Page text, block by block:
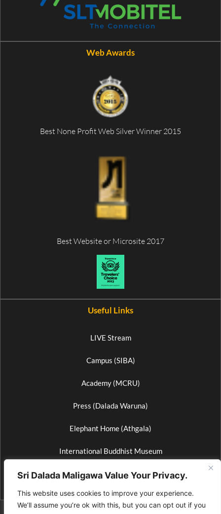
Sri Dalada Maligawa Value Your Privacy.
This website uses cookies to improve your experience.
We’ll assume you’re ok with this, but you can opt out if you
Web Awards
Best None Profit Web Silver Winner 2015
Best Website or Microsite 2017
Useful Links
LIVE Stream
Campus (SIBA)
Academy (MCRU)
Press (Dalada Waruna)
Elephant Home (Athgala)
International Buddhist Museum
Wax Museum
© 2026 All Rights Reserved by Media Bureau of Sri Dalada Maligawa. | For site suggestions